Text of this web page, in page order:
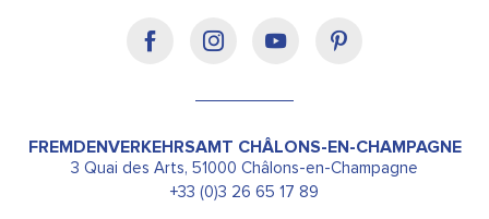
FREMDENVERKEHRSAMT CHÂLONS-EN-CHAMPAGNE
3 Quai des Arts, 51000 Châlons-en-Champagne
+33 (0)3 26 65 17 89